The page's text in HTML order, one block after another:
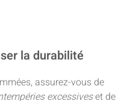
la durabilité
assurez-vous de
excessiveset de